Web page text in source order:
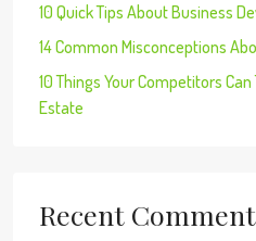
10 Quick Tips About Business
14 Common Misconceptions
10 Things Your Competitors Can
Estate
Recent